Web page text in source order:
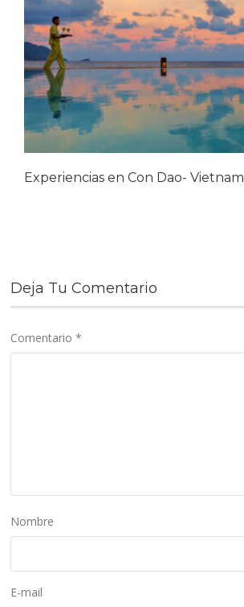
Experiencias en Con Dao- Vietnam
Deja Tu Comentario
Comentario*
Nombre
E-mail